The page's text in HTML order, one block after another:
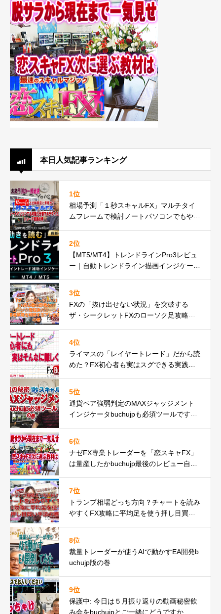
本日人気記事ランキング
1位
相場予測「１秒スキャルFX」マルチタイ
ムフレームで検討ノートパソコンでもやれ
2位
【MT5/MT4】トレンドラインPro3レビュ
ー｜自動トレンドライン描画インジケータ
3位
FXの「抜け出せない状況」を突破する
ザ・シークレットFXのローソク足攻略の
4位
ライマスの「レイヤートレード」だから読
めた？FX初心者も実はスグできる実践動
5位
通貨ペア強弱判定のMAXジャッジメント
インジケータbuchujpも必須ツールですの
6位
ナゼFX専業トレーダーを「恋スキャFX」
は量産したかbuchujp最後のレビュー自分
7位
トランプ相場どっち方向？チャートを読み
やすくFX攻略に平均足を使う押し目買い
8位
裁量トレーダーが使うAIで動かすEA開発b
uchujp版の巻
9位
保護中: 今日は５月振り返りの動画秘密飲
み会をbuchujpとご一緒にどうですか